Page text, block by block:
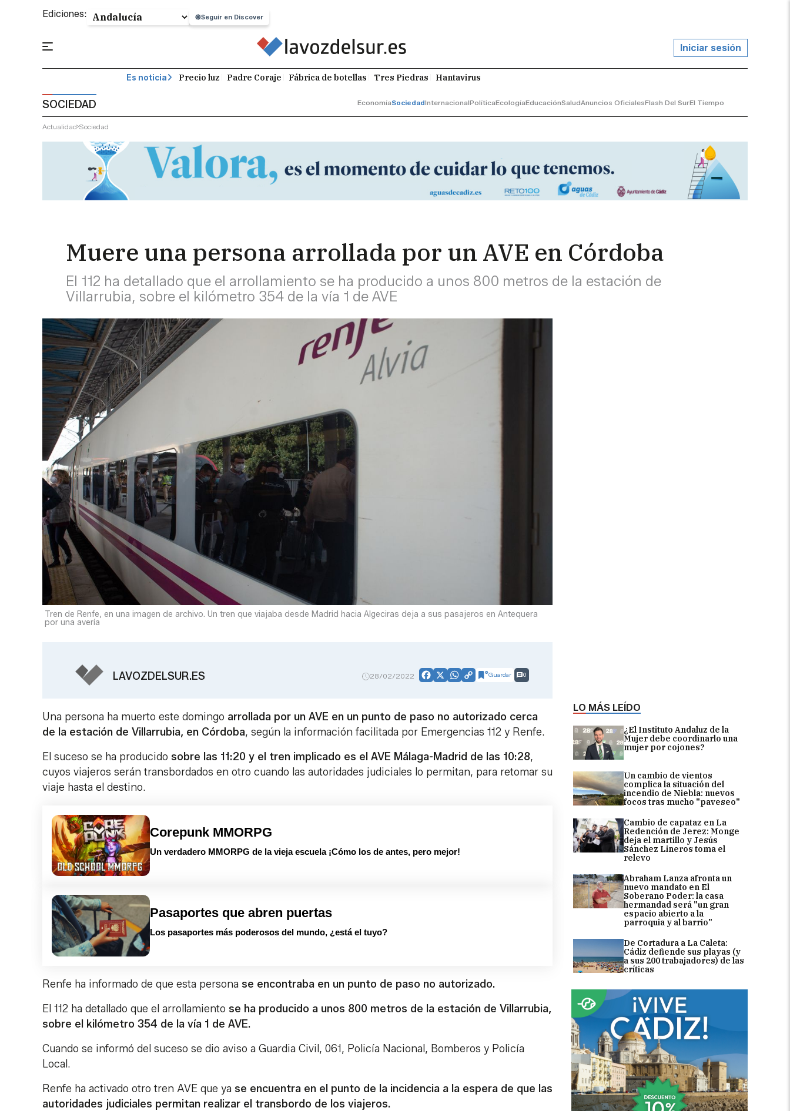
Ediciones: Seguir en Discover
Iniciar sesión
Es noticia Precio luz Padre Coraje Fábrica de botellas Tres Piedras Hantavirus
SOCIEDAD EconomíaSociedadInternacionalPolíticaEcologíaEducaciónSaludAnuncios OficialesFlash Del SurEl Tiempo
Actualidad Sociedad
Muere una persona arrollada por un AVE en Córdoba
El 112 ha detallado que el arrollamiento se ha producido a unos 800 metros de la estación de
Villarrubia, sobre el kilómetro 354 de la vía 1 de AVE
LO MÁS LEÍDO
¿El Instituto Andaluz de la
Mujer debe coordinarlo una
mujer por cojones?
Un cambio de vientos
complica la situación del
incendio de Niebla: nuevos
focos tras mucho "paveseo"
Cambio de capataz en La
Redención de Jerez: Monge
deja el martillo y Jesús
Sánchez Lineros toma el
relevo
Abraham Lanza afronta un
nuevo mandato en El
Soberano Poder: la casa
hermandad será "un gran
espacio abierto a la
parroquia y al barrio"
De Cortadura a La Caleta:
Cádiz defiende sus playas (y
a sus 200 trabajadores) de las
críticas
Tren de Renfe, en una imagen de archivo. Un tren que viajaba desde Madrid hacia Algeciras deja a sus pasajeros en Antequera
por una avería
LAVOZDELSUR.ES 28/02/2022 Facebook
X WhatsApp
CopyGuardar 0
Una persona ha muerto este domingo arrollada por un AVE en un punto de paso no autorizado cerca
de la estación de Villarrubia, en Córdoba, según la información facilitada por Emergencias 112 y Renfe.
El suceso se ha producido sobre las 11:20 y el tren implicado es el AVE Málaga-Madrid de las 10:28,
cuyos viajeros serán transbordados en otro cuando las autoridades judiciales lo permitan, para retomar su
viaje hasta el destino.
Corepunk MMORPG
Un verdadero MMORPG de la vieja escuela ¡Cómo los de antes, pero mejor!
Pasaportes que abren puertas
Los pasaportes más poderosos del mundo, ¿está el tuyo?
Renfe ha informado de que esta persona se encontraba en un punto de paso no autorizado.
El 112 ha detallado que el arrollamiento se ha producido a unos 800 metros de la estación de Villarrubia,
sobre el kilómetro 354 de la vía 1 de AVE.
Cuando se informó del suceso se dio aviso a Guardia Civil, 061, Policía Nacional, Bomberos y Policía
Local.
Renfe ha activado otro tren AVE que ya se encuentra en el punto de la incidencia a la espera de que las
autoridades judiciales permitan realizar el transbordo de los viajeros.